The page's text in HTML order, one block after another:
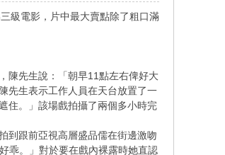
級電影，片中最大賣點除了粗口滿
陳先生說：「朝早11點左右俾好大
先生表示工作人員在天台放置了一
住。」該場戲拍攝了兩個多小時完
到跟前亞視高層盛品儒在街邊激吻
乖。」對於要在戲內裸露時她直認